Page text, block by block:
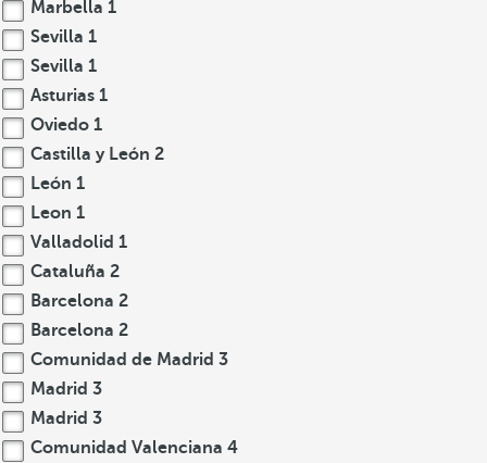
Marbella 1
Sevilla 1
Sevilla 1
Asturias 1
Oviedo 1
Castilla y León 2
León 1
Leon 1
Valladolid 1
Cataluña 2
Barcelona 2
Barcelona 2
Comunidad de Madrid 3
Madrid 3
Madrid 3
Comunidad Valenciana 4